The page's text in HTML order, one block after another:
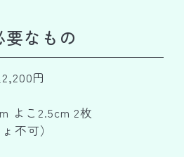
なもの
円
よこ2.5cm 2枚
不可）